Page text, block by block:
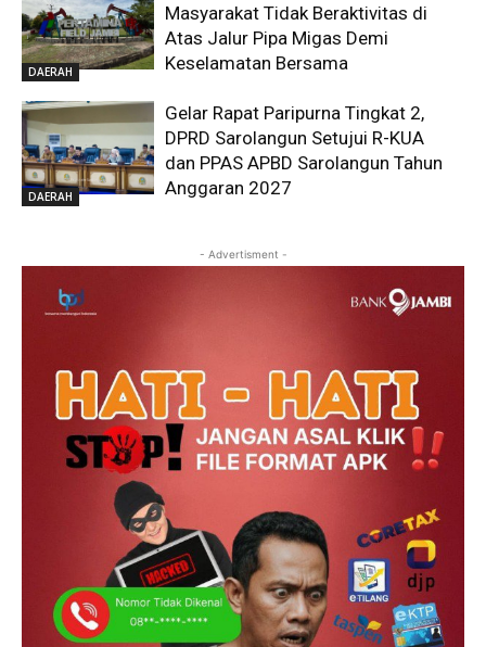
DAERAH
Masyarakat Tidak Beraktivitas di
Atas Jalur Pipa Migas Demi
Keselamatan Bersama
DAERAH
Gelar Rapat Paripurna Tingkat 2,
DPRD Sarolangun Setujui R-KUA
dan PPAS APBD Sarolangun Tahun
Anggaran 2027
- Advertisment -